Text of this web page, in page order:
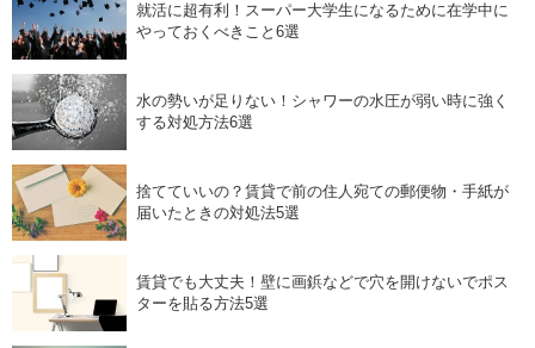
就活に超有利！スーパー大学生になるために在学中に
やっておくべきこと6選
水の勢いが足りない！シャワーの水圧が弱い時に強く
する対処方法6選
捨てていいの？賃貸で前の住人宛ての郵便物・手紙が
届いたときの対処法5選
賃貸でも大丈夫！壁に画鋲などで穴を開けないでポス
ターを貼る方法5選